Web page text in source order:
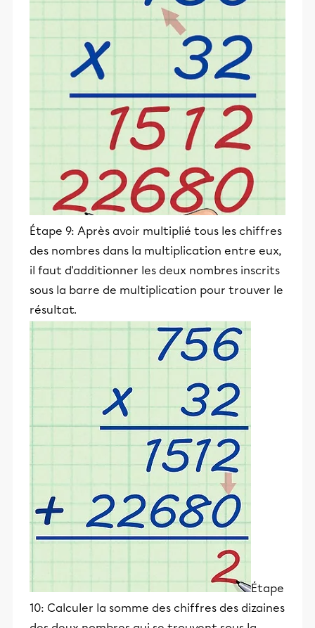
Étape 9: Après avoir multiplié tous les chiffres
des nombres dans la multiplication entre eux,
il faut d'additionner les deux nombres inscrits
sous la barre de multiplication pour trouver le
résultat.
Étape
10: Calculer la somme des chiffres des dizaines